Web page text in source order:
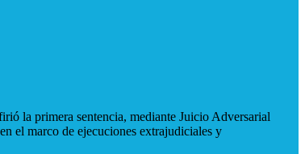
la primera sentencia, mediante Juicio Adversarial
el marco de ejecuciones extrajudiciales y